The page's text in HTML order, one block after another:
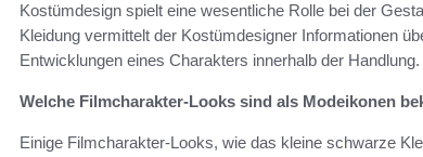
Kostümdesign spielt eine wesentliche Rolle bei der
Kleidung vermittelt der Kostümdesigner Informationen
Entwicklungen eines Charakters innerhalb der Handlung.
Welche Filmcharakter-Looks sind als Modeikonen
Einige Filmcharakter-Looks, wie das kleine schwarze